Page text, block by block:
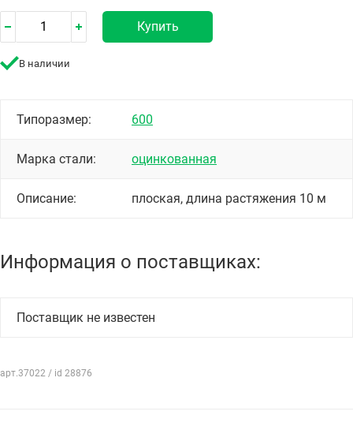
Купить
В наличии
Типоразмер: 600
Марка стали: оцинкованная
Описание: плоская, длина растяжения 10 м
Информация о поставщиках:
Поставщик не известен
арт.37022 / id 28876